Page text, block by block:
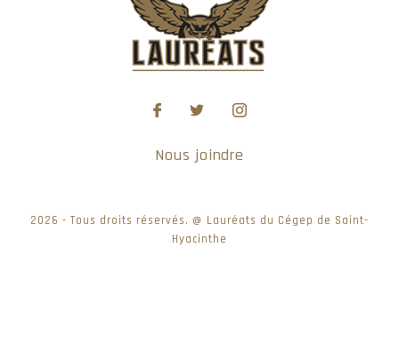
Nous joindre
2026 - Tous droits réservés. @ Lauréats du Cégep de Saint-
Hyacinthe